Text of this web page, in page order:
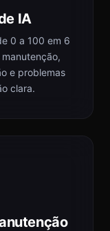
IA
0 a 100 em 6
e problemas
clara.